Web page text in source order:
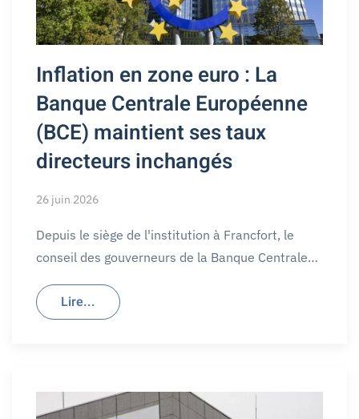
Inflation en zone euro : La
Banque Centrale Européenne
(BCE) maintient ses taux
directeurs inchangés
26 juin 2026
Depuis le siège de l'institution à Francfort, le
conseil des gouverneurs de la Banque Centrale…
Lire...